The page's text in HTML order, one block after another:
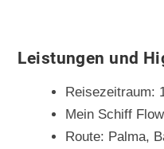
Leistungen und
Reisezeitraum:
Mein Schiff Flow
Route: Palma,